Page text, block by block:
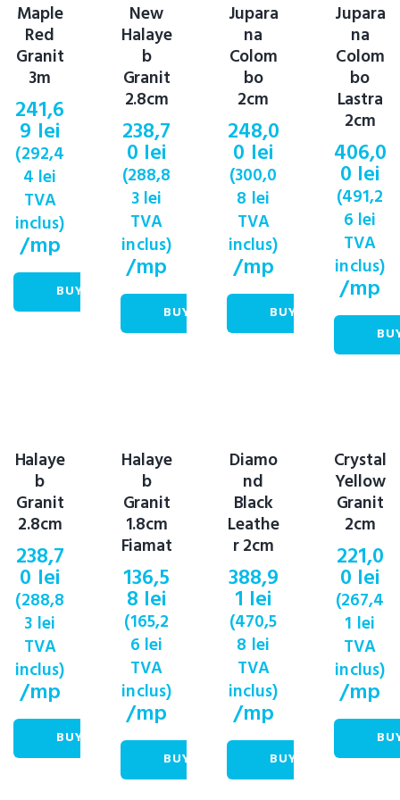
Maple
Red
Granit
3m
241,6
9 lei
(292,4
4 lei
TVA
inclus)
/mp
BUY NOW
New
Halaye
b
Granit
2.8cm
238,7
0 lei
(288,8
3 lei
TVA
inclus)
/mp
BUY NOW
Jupara
na
Colom
bo
2cm
248,0
0 lei
(300,0
8 lei
TVA
inclus)
/mp
BUY NOW
Jupara
na
Colom
bo
Lastra
2cm
406,0
0 lei
(491,2
6 lei
TVA
inclus)
/mp
Halaye
b
Granit
2.8cm
238,7
0 lei
(288,8
3 lei
TVA
inclus)
/mp
BUY NOW
Halaye
b
Granit
1.8cm
Fiamat
136,5
8 lei
(165,2
6 lei
TVA
inclus)
/mp
BUY NOW
Diamo
nd
Black
Leathe
r 2cm
388,9
1 lei
(470,5
8 lei
TVA
inclus)
/mp
BUY NOW
Crystal
Yellow
Granit
2cm
221,0
0 lei
(267,4
1 lei
TVA
inclus)
/mp